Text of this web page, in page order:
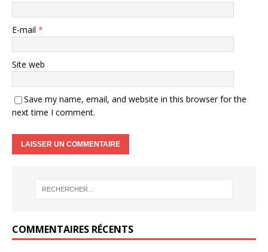
E-mail *
Site web
Save my name, email, and website in this browser for the
next time I comment.
COMMENTAIRES RÉCENTS